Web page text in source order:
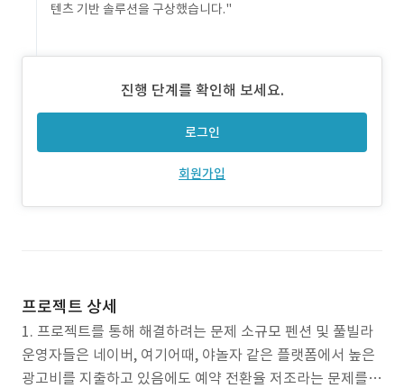
텐츠 기반 솔루션을 구상했습니다."
진행 단계를 확인해 보세요.
로그인
회원가입
프로젝트 상세
1. 프로젝트를 통해 해결하려는 문제 소규모 펜션 및 풀빌라
운영자들은 네이버, 여기어때, 야놀자 같은 플랫폼에서 높은
광고비를 지출하고 있음에도 예약 전환율 저조라는 문제를